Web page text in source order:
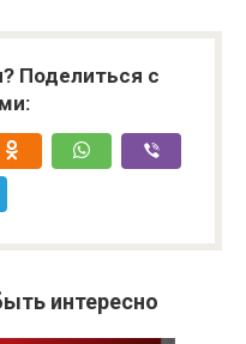
Поделиться с
интересно